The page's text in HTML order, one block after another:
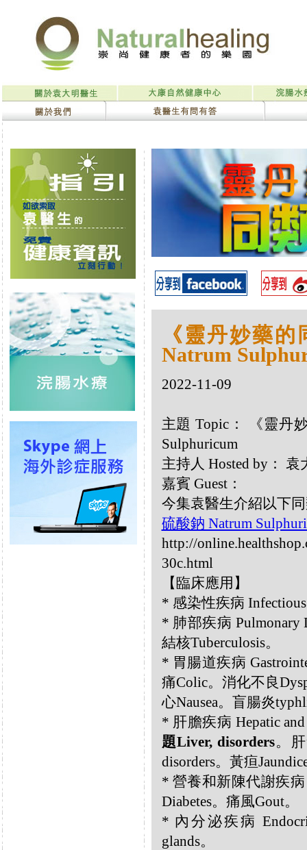
《靈丹妙藥
Natrum
2022-11-09
主題 Topic： 《靈丹
Sulphuricum
主持人 Hosted by：
嘉賓 Guest：
今集袁醫生介紹以下
硫酸鈉 Natrum
http://
30c.html
【臨床應用】
* 感染性疾病
* 肺部疾病 Pulmonary
結核Tuberculosis。
* 胃腸道疾病
痛Colic。消化不良
心Nausea。盲腸炎
* 肝膽疾病 Hepatic
題Liver, disorders。肝
disorders。黃疸
* 營養和新陳代謝疾病
Diabetes。痛風Gout。
* 內分泌疾病
glands。